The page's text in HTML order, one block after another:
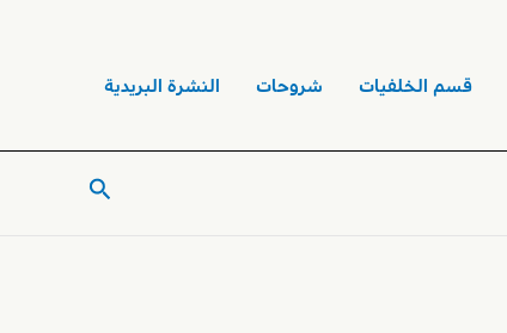
قسم الخلفيات شروحات النشرة البريدية
البحث